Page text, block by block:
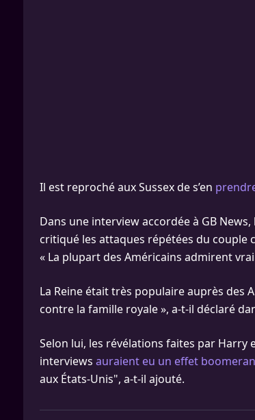
Il est reproché aux Sussex de s’en
Dans une interview accordée à GB
critiqué les attaques répétées du
« La plupart des Américains admirent
La Reine était très populaire auprès des
contre la famille royale », a-t-il déclaré
Selon lui, les révélations faites par
interviews auraient eu un effet
aux États-Unis", a-t-il ajouté.